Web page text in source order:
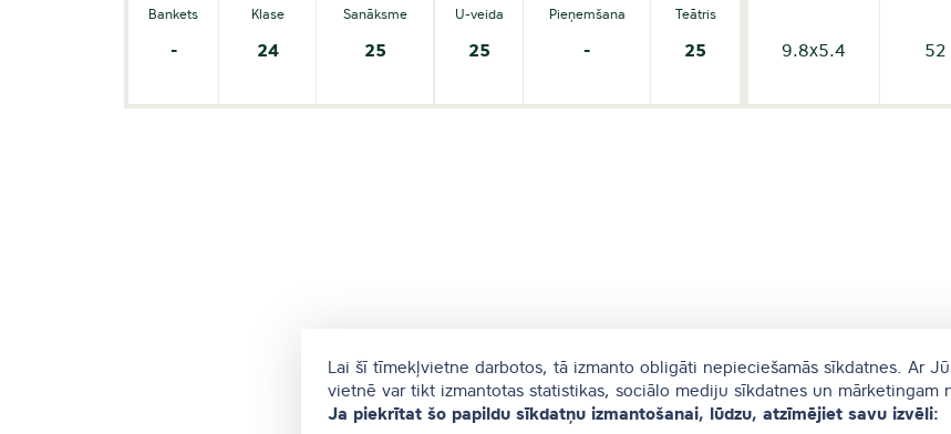
Bankets
-
Klase
24
Sanāksme
25
U-veida
25
Pieņemšana
-
Teātris
25 9.8x5.4 52
Lai šī tīmekļvietne darbotos, tā izmanto obligāti nepieciešamās sīkdatnes. Ar
vietnē var tikt izmantotas statistikas, sociālo mediju sīkdatnes un mārketingam
Ja piekrītat šo papildu sīkdatņu izmantošanai, lūdzu, atzīmējiet savu izvēli: